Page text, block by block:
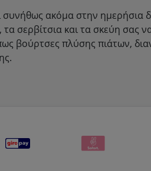
ακόμα στην ημερήσια
σερβίτσια και τα σκεύη σας
βούρτσες πλύσης πιάτων,